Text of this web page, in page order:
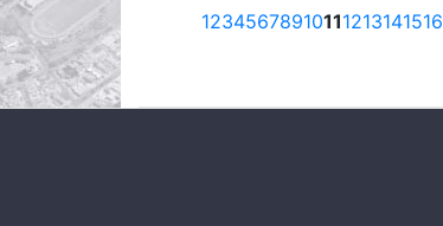
12345678910111213141516